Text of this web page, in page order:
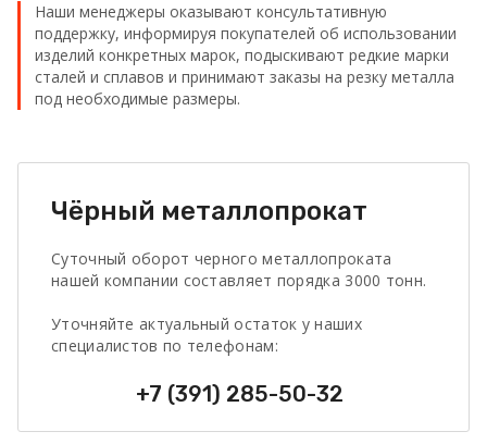
Наши менеджеры оказывают консультативную
поддержку, информируя покупателей об использовании
изделий конкретных марок, подыскивают редкие марки
сталей и сплавов и принимают заказы на резку металла
под необходимые размеры.
Чёрный металлопрокат
Суточный оборот черного металлопроката
нашей компании составляет порядка 3000 тонн.
Уточняйте актуальный остаток у наших
специалистов по телефонам:
+7 (391) 285-50-32